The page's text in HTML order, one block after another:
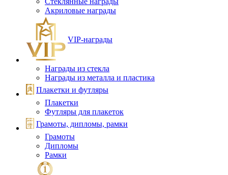
Акриловые награды
VIP‑награды
Награды из стекла
Награды из металла и пластика
Плакетки и футляры
Плакетки
Футляры для плакеток
Грамоты, дипломы, рамки
Грамоты
Дипломы
Рамки